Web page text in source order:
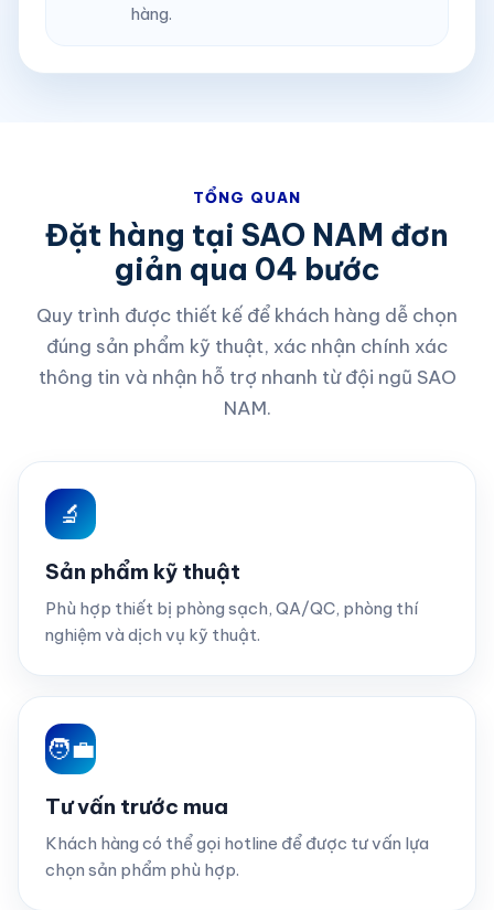
hàng.
TỔNG QUAN
Đặt hàng tại SAO NAM đơn
giản qua 04 bước
Quy trình được thiết kế để khách hàng dễ chọn
đúng sản phẩm kỹ thuật, xác nhận chính xác
thông tin và nhận hỗ trợ nhanh từ đội ngũ SAO
NAM.
🔬
Sản phẩm kỹ thuật
Phù hợp thiết bị phòng sạch, QA/QC, phòng thí
nghiệm và dịch vụ kỹ thuật.
🧑‍💼
Tư vấn trước mua
Khách hàng có thể gọi hotline để được tư vấn lựa
chọn sản phẩm phù hợp.